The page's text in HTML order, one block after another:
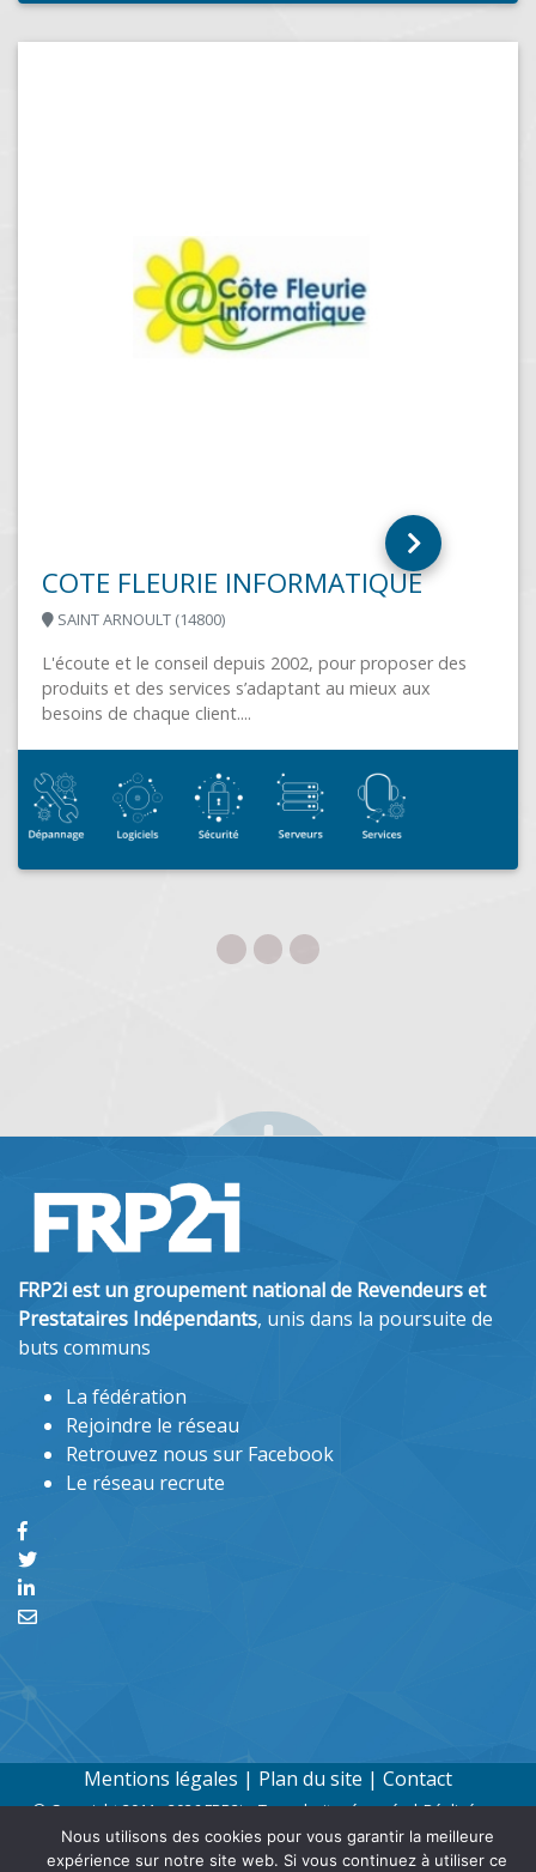
des
aux
ITV SYSTEMS [SAS MKO]
FRP2i est un groupement national de Revendeurs et
Prestataires Indépendants, unis dans la poursuite de
buts communs
La fédération
Rejoindre le réseau
Retrouvez nous sur Facebook
Le réseau recrute
Mentions légales | Plan du site | Contact
© Copyright 2011 - 2026 FRP2i - Tous droits réservés | Réalisé par
6tem9
Nous utilisons des cookies pour vous garantir la meilleure
expérience sur notre site web. Si vous continuez à utiliser ce